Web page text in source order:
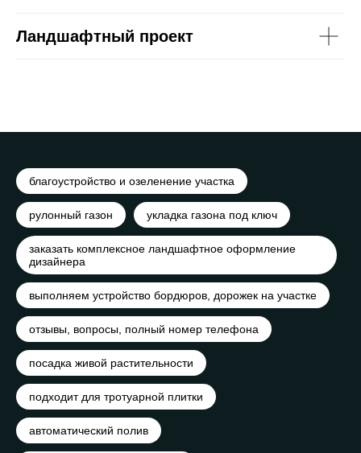
Ландшафтный проект
благоустройство и озеленение участка
рулонный газон укладка газона под ключ
заказать комплексное ландшафтное оформление
дизайнера
выполняем устройство бордюров, дорожек на участке
отзывы, вопросы, полный номер телефона
посадка живой растительности
подходит для тротуарной плитки
автоматический полив